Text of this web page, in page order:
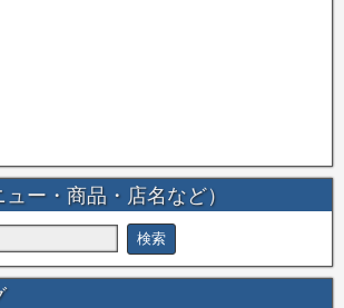
ー・商品・店名など）